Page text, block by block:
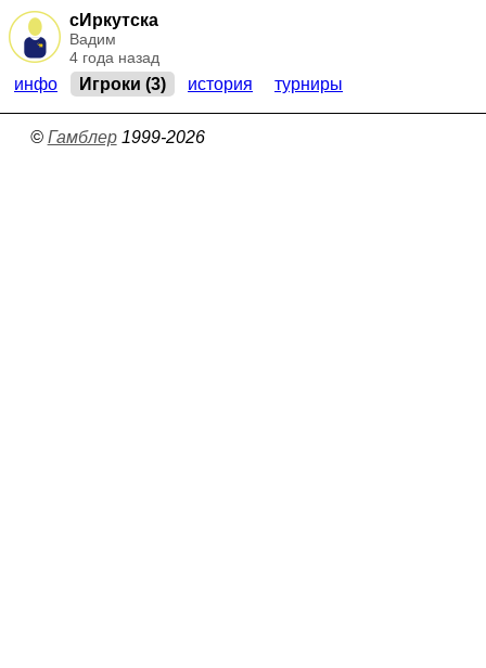
сИркутска
Вадим
4 года назад
инфо Игроки (3) история турниры
© Гамблер1999-2026